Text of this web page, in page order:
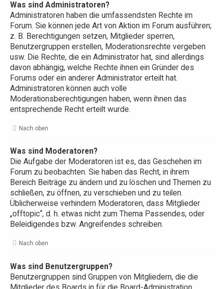
Was sind Administratoren?
Administratoren haben die umfassendsten Rechte im
Forum. Sie können jede Art von Aktion im Forum ausführen;
z. B. Berechtigungen setzen, Mitglieder sperren,
Benutzergruppen erstellen, Moderationsrechte vergeben
usw. Die Rechte, die ein Administrator hat, sind allerdings
davon abhängig, welche Rechte ihnen ein Gründer des
Forums oder ein anderer Administrator erteilt hat.
Administratoren können auch volle
Moderationsberechtigungen haben, wenn ihnen das
entsprechende Recht erteilt wurde.
Nach oben
Was sind Moderatoren?
Die Aufgabe der Moderatoren ist es, das Geschehen im
Forum zu beobachten. Sie haben das Recht, in ihrem
Bereich Beiträge zu ändern und zu löschen und Themen zu
schließen, zu öffnen, zu verschieben und zu teilen.
Üblicherweise verhindern Moderatoren, dass Mitglieder
„offtopic“, d. h. etwas nicht zum Thema Passendes, oder
Beleidigendes bzw. Angreifendes schreiben.
Nach oben
Was sind Benutzergruppen?
Benutzergruppen sind Gruppen von Mitgliedern, die die